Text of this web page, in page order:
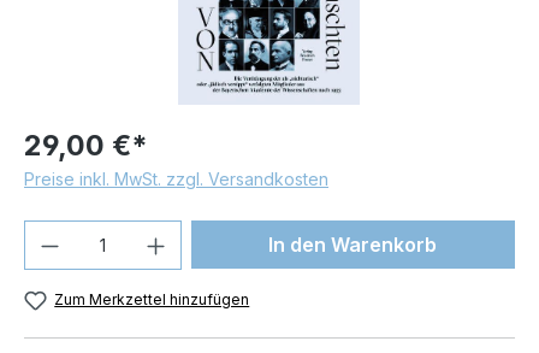
29,00 €*
Preise inkl. MwSt. zzgl. Versandkosten
Produkt Anzahl: Gib denIn den Warenkorb
Zum Merkzettel hinzufügen